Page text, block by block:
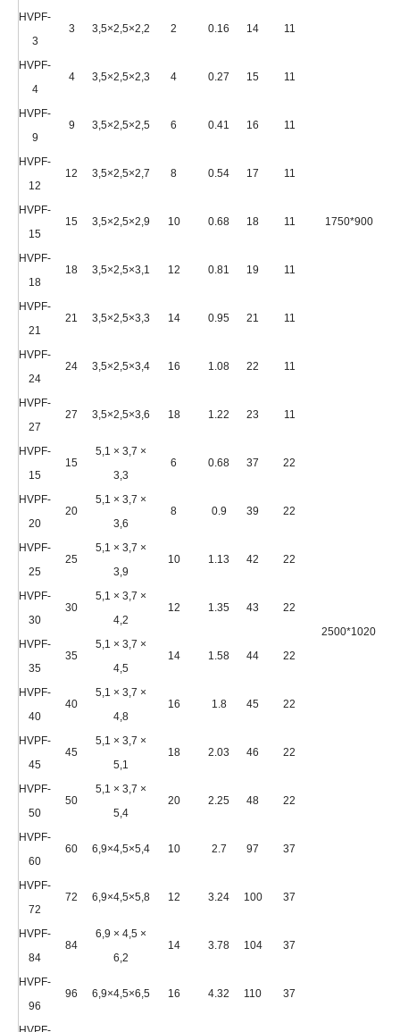
HVPF-
3
3 3,5×2,5×2,2 2 0.16 14 11
1750*900
HVPF-
4
4 3,5×2,5×2,3 4 0.27 15 11
HVPF-
9
9 3,5×2,5×2,5 6 0.41 16 11
HVPF-
12
12 3,5×2,5×2,7 8 0.54 17 11
HVPF-
15
15 3,5×2,5×2,9 10 0.68 18 11
HVPF-
18
18 3,5×2,5×3,1 12 0.81 19 11
HVPF-
21
21 3,5×2,5×3,3 14 0.95 21 11
HVPF-
24
24 3,5×2,5×3,4 16 1.08 22 11
HVPF-
27
27 3,5×2,5×3,6 18 1.22 23 11
HVPF-
15
15
5,1 × 3,7 ×
3,3
6 0.68 37 22
2500*1020
HVPF-
20
20
5,1 × 3,7 ×
3,6
8 0.9 39 22
HVPF-
25
25
5,1 × 3,7 ×
3,9
10 1.13 42 22
HVPF-
30
30
5,1 × 3,7 ×
4,2
12 1.35 43 22
HVPF-
35
35
5,1 × 3,7 ×
4,5
14 1.58 44 22
HVPF-
40
40
5,1 × 3,7 ×
4,8
16 1.8 45 22
HVPF-
45
45
5,1 × 3,7 ×
5,1
18 2.03 46 22
HVPF-
50
50
5,1 × 3,7 ×
5,4
20 2.25 48 22
HVPF-
60
60 6,9×4,5×5,4 10 2.7 97 37
HVPF-
72
72 6,9×4,5×5,8 12 3.24 100 37
HVPF-
84
84
6,9 × 4,5 ×
6,2
14 3.78 104 37
HVPF-
96
96 6,9×4,5×6,5 16 4.32 110 37